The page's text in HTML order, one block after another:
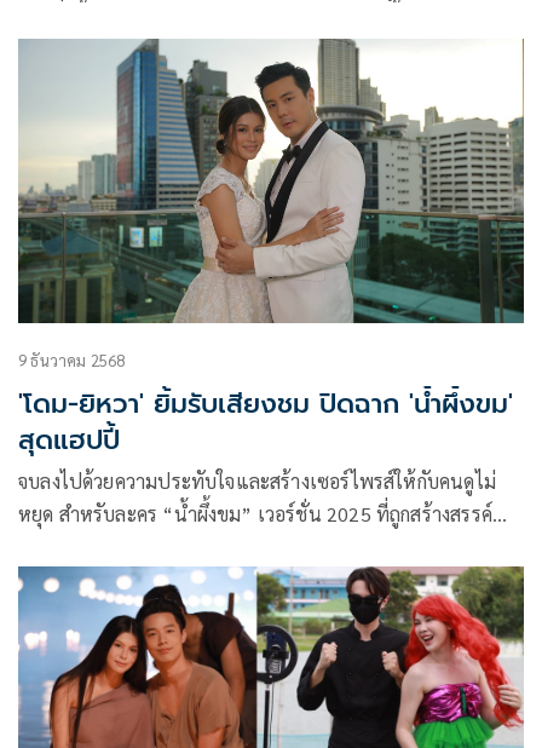
ผ่านฝีมือผู้กำกับ จง-บรรจง สินธนมงคลกุล
9 ธันวาคม 2568
'โดม-ยิหวา' ยิ้มรับเสียงชม ปิดฉาก 'น้ำผึ้งขม'
สุดแฮปปี้
จบลงไปด้วยความประทับใจและสร้างเซอร์ไพรส์ให้กับคนดูไม่
หยุด สำหรับละคร “น้ำผึ้งขม” เวอร์ชั่น 2025 ที่ถูกสร้างสรรค์
เปรมปรีดิ์” แท็กทีมผู้กำกับมากฝีมือ “วุธ-อัษฎาวุธ เหลืองสุนทร”
จาก บริษัทเพ็ญพุธ จำกัด พร้อม 2 นักแสดงนำ “โดม ปกรณ์-
ยิหวา ปรียากานต์”